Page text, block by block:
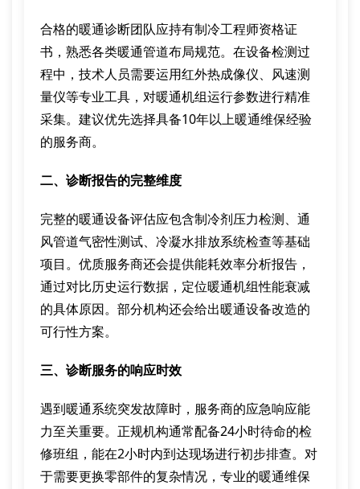
合格的暖通诊断团队应持有制冷工程师资格证
书，熟悉各类暖通管道布局规范。在设备检测过
程中，技术人员需要运用红外热成像仪、风速测
量仪等专业工具，对暖通机组运行参数进行精准
采集。建议优先选择具备10年以上暖通维保经验
的服务商。
二、诊断报告的完整维度
完整的暖通设备评估应包含制冷剂压力检测、通
风管道气密性测试、冷凝水排放系统检查等基础
项目。优质服务商还会提供能耗效率分析报告，
通过对比历史运行数据，定位暖通机组性能衰减
的具体原因。部分机构还会给出暖通设备改造的
可行性方案。
三、诊断服务的响应时效
遇到暖通系统突发故障时，服务商的应急响应能
力至关重要。正规机构通常配备24小时待命的检
修班组，能在2小时内到达现场进行初步排查。对
于需要更换零部件的复杂情况，专业的暖通维保